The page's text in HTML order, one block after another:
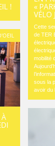
!
«
VÉLO
Cette
de TER
mobilité
sous la
avoir du
À